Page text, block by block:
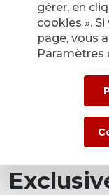
gérer, en
cookies ».
page, vous
Paramètres